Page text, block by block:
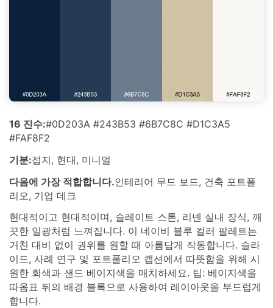
16 진수:#0D203A #243B53 #6B7C8C #D1C3A5
#FAF8F2
기분:접지, 현대, 미니멀
다음에 가장 적합합니다.인테리어 무드 보드, 건축 포트폴
리오, 기업 데크
현대적이고 현대적이며, 슬레이트 스톤, 리넨 실내 장식, 깨
끗한 일광처럼 느껴집니다. 이 네이비 블루 컬러 팔레트는
거친 대비 없이 권위를 원할 때 아름답게 작동합니다. 슬라
이드, 사례 연구 및 포트폴리오 캡션에서 따뜻함을 위해 시
원한 회색과 샌드 베이지색을 매치하세요. 팁: 베이지색을
따옴표 뒤의 배경 블록으로 사용하여 레이아웃을 부드럽게
합니다.